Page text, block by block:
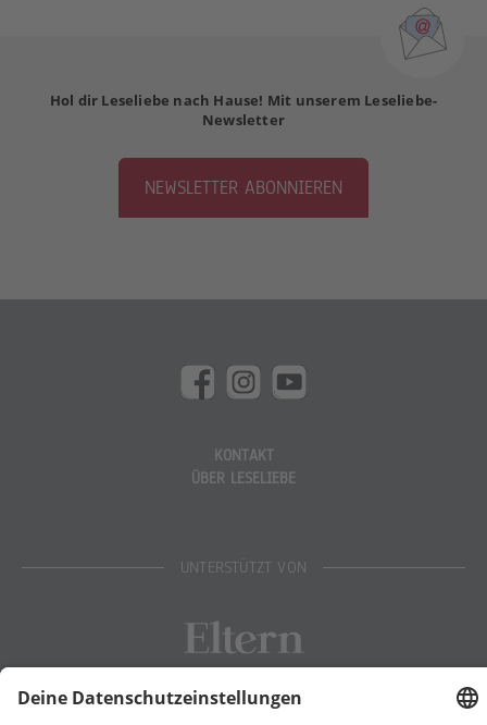
Hol dir Leseliebe nach Hause! Mit unserem Leseliebe-
Newsletter
NEWSLETTER ABONNIEREN
KONTAKT
ÜBER LESELIEBE
UNTERSTÜTZT VON
Stiftung Lesen